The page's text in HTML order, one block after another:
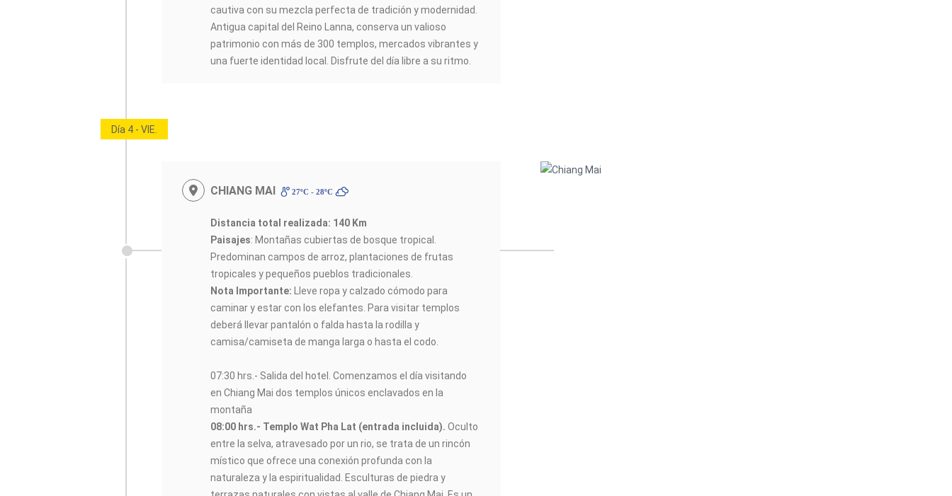
cautiva con su mezcla perfecta de tradición y modernidad.
Antigua capital del Reino Lanna, conserva un valioso
patrimonio con más de 300 templos, mercados vibrantes y
una fuerte identidad local. Disfrute del día libre a su ritmo.
Día 4 - VIE.
CHIANG MAI 27ºC - 28ºC
Distancia total realizada: 140 Km
Paisajes: Montañas cubiertas de bosque tropical.
Predominan campos de arroz, plantaciones de frutas
tropicales y pequeños pueblos tradicionales.
Nota Importante: Lleve ropa y calzado cómodo para
caminar y estar con los elefantes. Para visitar templos
deberá llevar pantalón o falda hasta la rodilla y
camisa/camiseta de manga larga o hasta el codo.
07:30 hrs.- Salida del hotel. Comenzamos el día visitando
en Chiang Mai dos templos únicos enclavados en la
montaña
08:00 hrs.- Templo Wat Pha Lat (entrada incluida). Oculto
entre la selva, atravesado por un rio, se trata de un rincón
místico que ofrece una conexión profunda con la
naturaleza y la espiritualidad. Esculturas de piedra y